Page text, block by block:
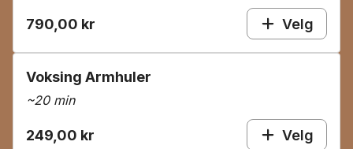
790,00 kr Velg
Voksing Armhuler
~20 min
249,00 kr Velg